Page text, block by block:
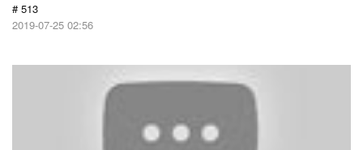
# 513
2019-07-25 02:56